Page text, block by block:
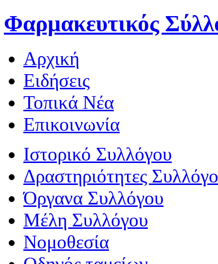
Φαρμακευτικός
Αρχική
Ειδήσεις
Τοπικά Νέα
Επικοινωνία
Ιστορικό Συλλόγου
Δραστηριότητες
Όργανα Συλλόγου
Μέλη Συλλόγου
Νομοθεσία